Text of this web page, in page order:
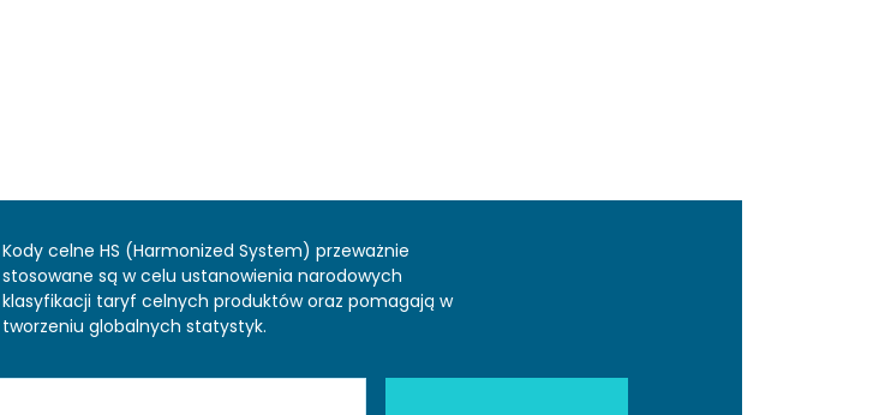
Kody celne HS (Harmonized System) przeważnie
stosowane są w celu ustanowienia narodowych
klasyfikacji taryf celnych produktów oraz pomagają w
tworzeniu globalnych statystyk.